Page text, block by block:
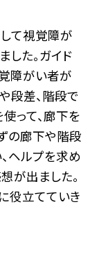
て視覚障が
した。ガイド
障がい者が
段差、階段で
って、廊下を
の廊下や階段
ヘルプを求め
が出ました。
役立てていき